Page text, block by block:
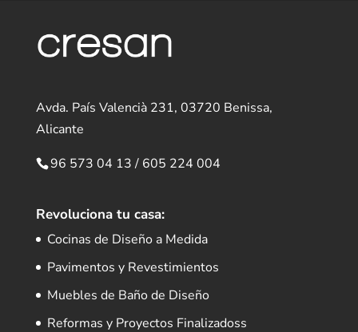
Avda. País Valencià 231, 03720 Benissa,
Alicante
96 573 04 13/ 605 224 004
Revoluciona tu casa:
Cocinas de Diseño a Medida
Pavimentos y Revestimientos
Muebles de Baño de Diseño
Reformas y Proyectos Finalizadoss